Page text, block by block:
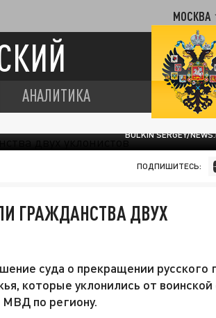
МОСКВА
АНАЛИТИКА
BULKIN SERGEY/
ПОДПИШИТЕСЬ:
ГРАЖДАНСТВА ДВУХ
суда о прекращении русского
которые уклонились от воинской
по региону.